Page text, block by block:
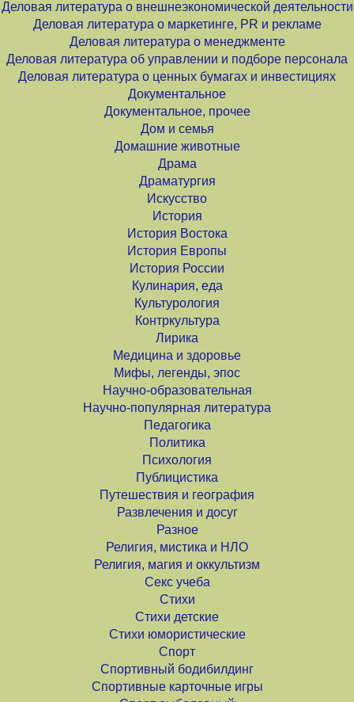
Деловая литература о внешнеэкономической деятельности
Деловая литература о маркетинге, PR и рекламе
Деловая литература о менеджменте
Деловая литература об управлении и подборе персонала
Деловая литература о ценных бумагах и инвестициях
Документальное
Документальное, прочее
Дом и семья
Домашние животные
Драма
Драматургия
Искусство
История
История Востока
История Европы
История России
Кулинария, еда
Культурология
Контркультура
Лирика
Медицина и здоровье
Мифы, легенды, эпос
Научно-образовательная
Научно-популярная литература
Педагогика
Политика
Психология
Публицистика
Путешествия и география
Развлечения и досуг
Разное
Религия, мистика и НЛО
Религия, магия и оккультизм
Секс учеба
Стихи
Стихи детские
Стихи юмористические
Спорт
Спортивный бодибилдинг
Спортивные карточные игры